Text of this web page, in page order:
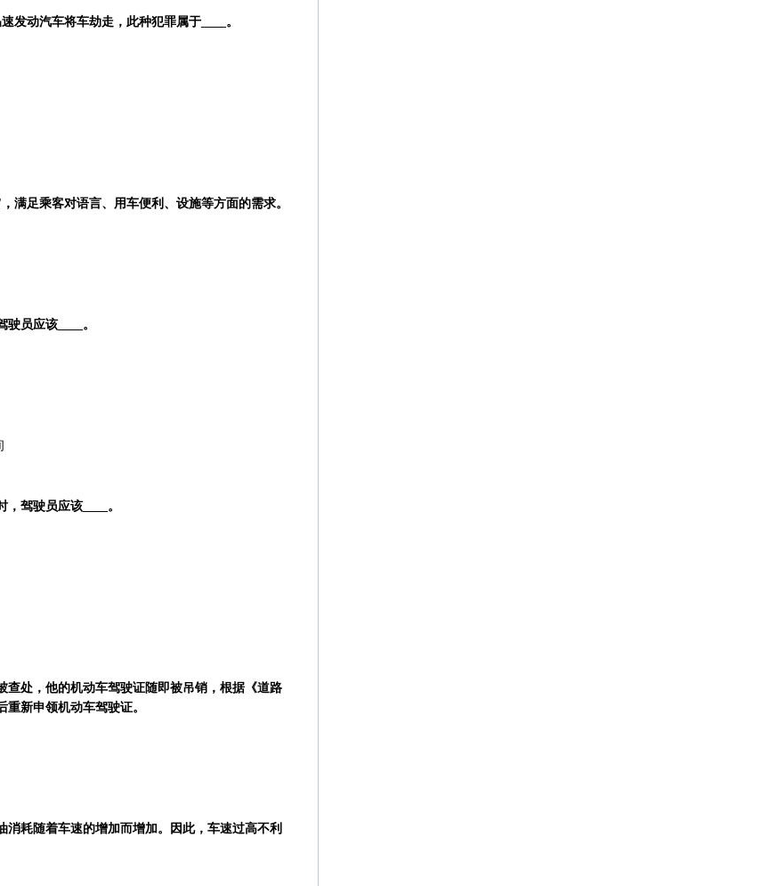
发动汽车将车劫走，此种犯罪属于____。
满足乘客对语言、用车便利、设施等方面的需求。
员应该____。
驾驶员应该____。
查处，他的机动车驾驶证随即被吊销，根据《道路
重新申领机动车驾驶证。
耗随着车速的增加而增加。因此，车速过高不利